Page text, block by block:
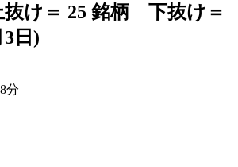
け＝ 25 銘柄 下抜け＝
日)
分